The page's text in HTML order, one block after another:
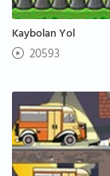
Kaybolan Yol
20593